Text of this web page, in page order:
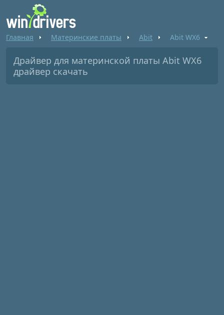
Главная Материнские платы Abit Abit WX6
Драйвер для материнской платы Abit WX6
драйвер скачать